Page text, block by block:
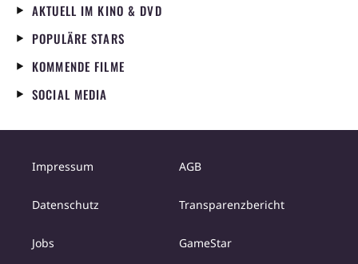
AKTUELL IM KINO & DVD
POPULÄRE STARS
KOMMENDE FILME
SOCIAL MEDIA
Impressum AGB
Datenschutz Transparenzbericht
Jobs GameStar